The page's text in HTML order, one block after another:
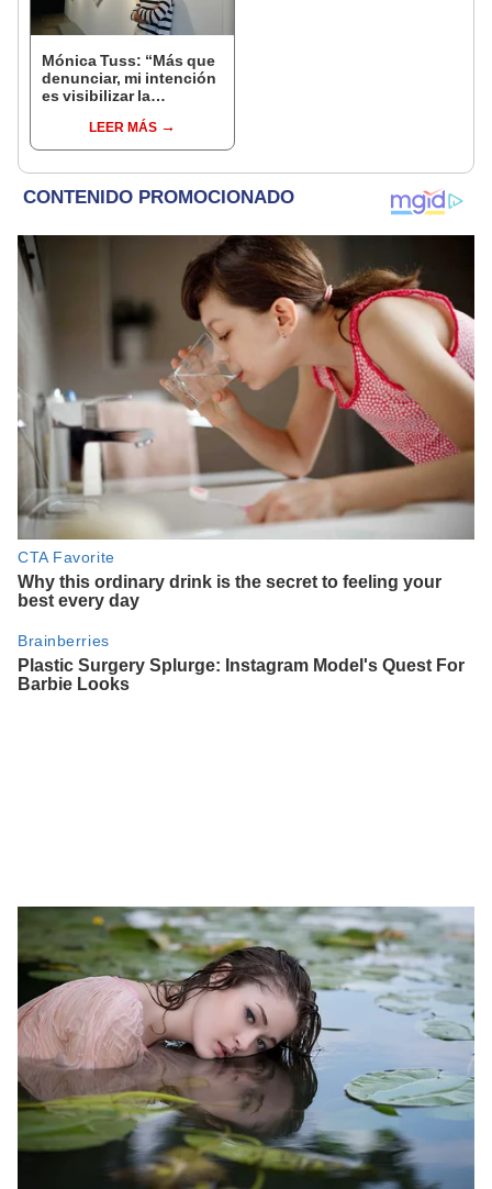
Mónica Tuss: “Más que
denunciar, mi intención
es visibilizar la
de nuestro país”
LEER MÁS